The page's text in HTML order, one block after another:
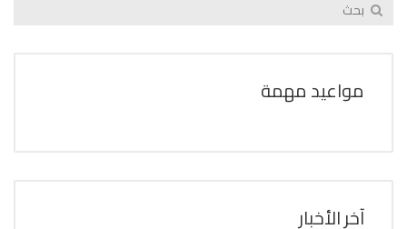
مواعيد مهمة
آخر الأخبار